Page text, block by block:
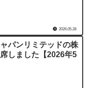
2026.05.28
パンリミテッドの株
しました【2026年5